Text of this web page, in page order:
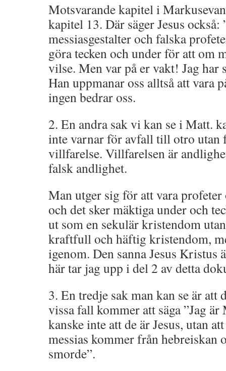
Motsvarande kapitel i
kapitel 13. Där säger Jesus också:
messiasgestalter och falska
göra tecken och under för att om
vilse. Men var på er vakt! Jag har
Han uppmanar oss alltså att vara
ingen bedrar oss.
2. En andra sak vi kan se i Matt.
inte varnar för avfall till otro
villfarelse. Villfarelsen är
falsk andlighet.
Man utger sig för att vara profeter
och det sker mäktiga under och
ut som en sekulär kristendom
kraftfull och häftig kristendom,
igenom. Den sanna Jesus Kristus
här tar jag upp i del 2 av detta
3. En tredje sak man kan se är att
vissa fall kommer att säga ”Jag är
kanske inte att de är Jesus, utan
messias kommer från hebreiskan
smorde”.